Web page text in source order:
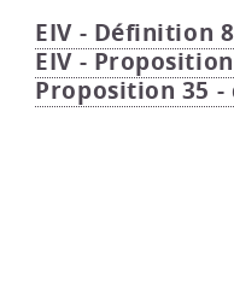
EIV - Définition 8
EIV -
Proposition 35